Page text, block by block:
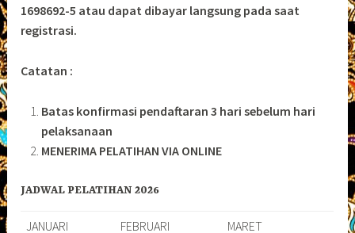
1698692-5 atau dapat dibayar langsung pada saat
registrasi.
Catatan :
Batas konfirmasi pendaftaran 3 hari sebelum hari
pelaksanaan
MENERIMA PELATIHAN VIA ONLINE
JADWAL PELATIHAN 2026
JANUARI FEBRUARI MARET